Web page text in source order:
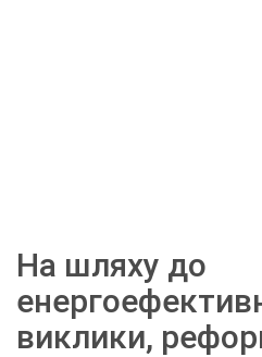
На шляху до
виклики,